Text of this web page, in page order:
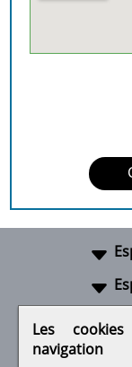
Les
navigation